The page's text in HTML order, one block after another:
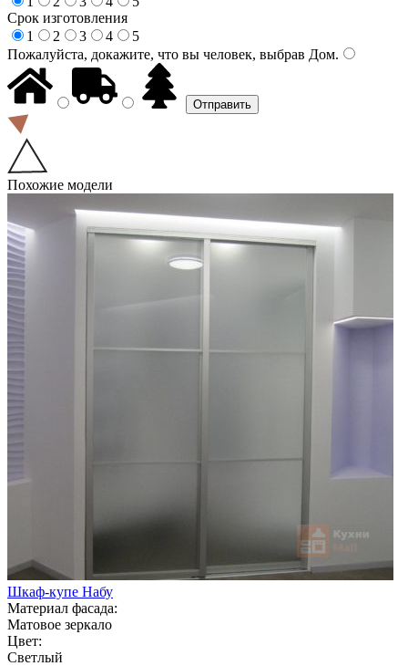
Срок изготовления
1
2 3 4
5
Пожалуйста, докажите, что вы человек, выбрав Дом.
Похожие модели
Шкаф-купе Набу
Материал фасада:
Матовое зеркало
Цвет:
Светлый